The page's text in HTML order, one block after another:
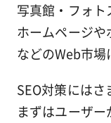
写真館・フォト
ホームページ
などのWeb市場
SEO対策にはさ
まずはユーザ